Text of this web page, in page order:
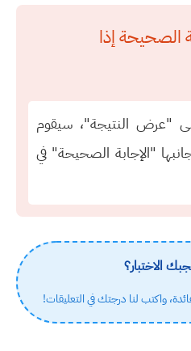
الصحيحة إذا
"عرض النتيجة"، سيقوم
"الإجابة الصحيحة" في
الاختبار؟
واكتب لنا درجتك في التعليقات!